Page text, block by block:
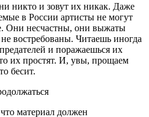
никто и зовут их никак. Даже
в России артисты не могут
Они несчастны, они выжаты
востребованы. Читаешь иногда
и поражаешься их
их простят. И, увы, прощаем
бесит.
материал должен